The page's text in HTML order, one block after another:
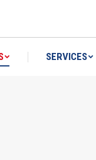
SERVICES